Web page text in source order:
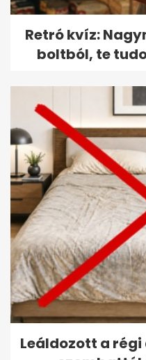
Retró kvíz:
boltból, te
Leáldozott a régi